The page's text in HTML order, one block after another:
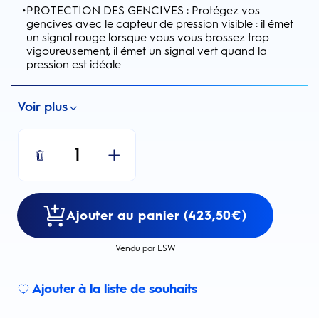
•PROTECTION DES GENCIVES : Protégez vos
gencives avec le capteur de pression visible : il émet
un signal rouge lorsque vous vous brossez trop
vigoureusement, il émet un signal vert quand la
pression est idéale
Voir plus
1
Ajouter au panier (423,50€)
Vendu par ESW
Ajouter à la liste de souhaits